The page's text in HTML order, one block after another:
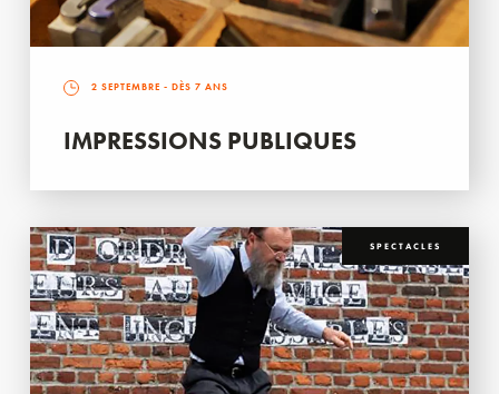
2 SEPTEMBRE - DÈS 7 ANS
IMPRESSIONS PUBLIQUES
SPECTACLES